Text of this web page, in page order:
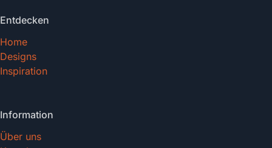
Entdecken
Home
Designs
Inspiration
Information
Über uns